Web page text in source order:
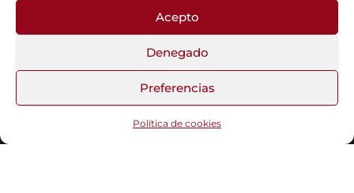
Acepto
Denegado
Preferencias
Política de cookies
Fotos del Blog
Funciona gracias aWordPress |Tema:Head Blog